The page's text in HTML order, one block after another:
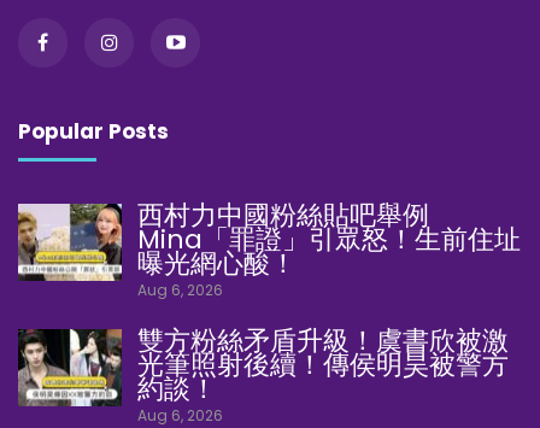
Popular Posts
西村力中國粉絲貼吧舉例
Mina「罪證」引眾怒！生前住址
曝光網心酸！
Aug 6, 2026
雙方粉絲矛盾升級！虞書欣被激
光筆照射後續！傳侯明昊被警方
約談！
Aug 6, 2026